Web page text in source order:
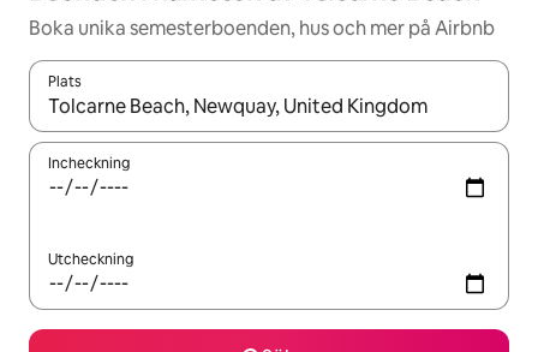
Boka unika semesterboenden, hus och mer på Airbnb
Plats
När resultaten är tillgängliga kan du navigera med upp- och
Incheckning
Utcheckning